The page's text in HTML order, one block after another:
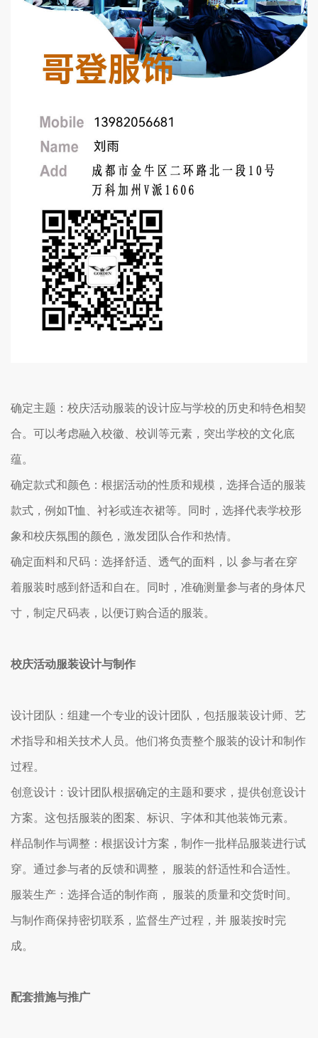
确定主题：校庆活动服装的设计应与学校的历史和特色相契
合。可以考虑融入校徽、校训等元素，突出学校的文化底
蕴。
确定款式和颜色：根据活动的性质和规模，选择合适的服装
款式，例如T恤、衬衫或连衣裙等。同时，选择代表学校形
象和校庆氛围的颜色，激发团队合作和热情。
确定面料和尺码：选择舒适、透气的面料，以 参与者在穿
着服装时感到舒适和自在。同时，准确测量参与者的身体尺
寸，制定尺码表，以便订购合适的服装。
校庆活动服装设计与制作
设计团队：组建一个专业的设计团队，包括服装设计师、艺
术指导和相关技术人员。他们将负责整个服装的设计和制作
过程。
创意设计：设计团队根据确定的主题和要求，提供创意设计
方案。这包括服装的图案、标识、字体和其他装饰元素。
样品制作与调整：根据设计方案，制作一批样品服装进行试
穿。通过参与者的反馈和调整， 服装的舒适性和合适性。
服装生产：选择合适的制作商， 服装的质量和交货时间。
与制作商保持密切联系，监督生产过程，并 服装按时完
成。
配套措施与推广